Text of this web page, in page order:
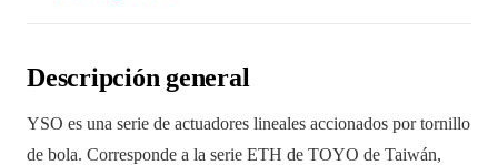
Descripción general
YSO es una serie de actuadores lineales accionados por tornillo
de bola. Corresponde a la serie ETH de TOYO de Taiwán,